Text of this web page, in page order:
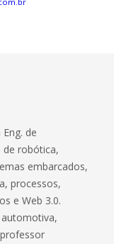
de
de robótica,
embarcados,
processos,
e Web 3.0.